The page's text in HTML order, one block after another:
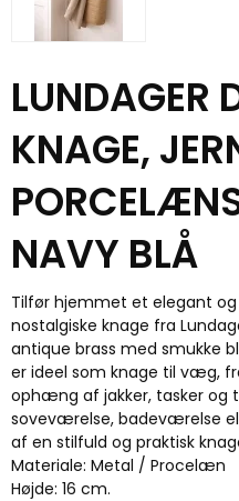
LUNDAGER
KNAGE,
NAVY BLÅ
Tilfør hjemmet et elegant
nostalgiske knage fra
antique brass med smukke
er ideel som knage til væg,
ophæng af jakker, tasker og
soveværelse, badeværelse
af en stilfuld og praktisk
Materiale: Metal / Procelæn
Højde: 16 cm.